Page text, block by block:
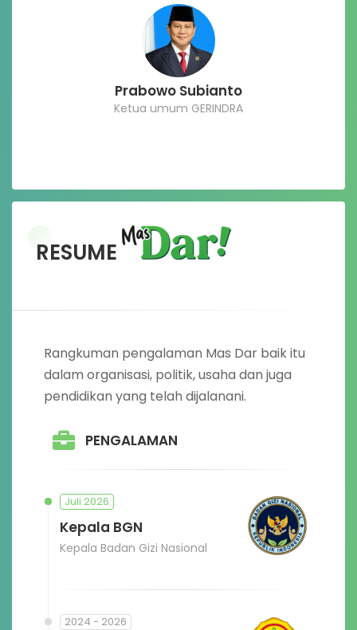
Prabowo Subianto
Ketua umum GERINDRA
RESUME
Rangkuman pengalaman Mas Dar baik itu
dalam organisasi, politik, usaha dan juga
pendidikan yang telah dijalanani.
PENGALAMAN
Juli 2026
Kepala BGN
Kepala Badan Gizi Nasional
2024 - 2026